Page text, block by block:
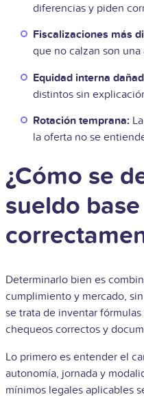
diferencias y piden
Fiscalizaciones más
que no calzan son una
Equidad interna
distintos sin
Rotación temprana:
la oferta no se
¿Cómo se
sueldo base
Determinarlo bien es
cumplimiento y mercado,
se trata de inventar
chequeos correctos y
Lo primero es entender el
autonomía, jornada y
mínimos legales aplicables